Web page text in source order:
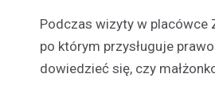
Podczas wizyty w placówce
po którym przysługuje
dowiedzieć się, czy